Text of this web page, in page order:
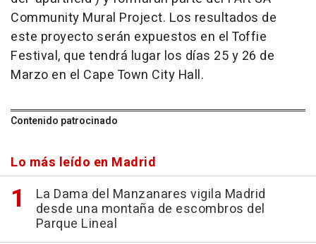
Community Mural Project. Los resultados de
este proyecto serán expuestos en el Toffie
Festival, que tendrá lugar los días 25 y 26 de
Marzo en el Cape Town City Hall.
Contenido patrocinado
Lo más leído en Madrid
La Dama del Manzanares vigila Madrid
desde una montaña de escombros del
Parque Lineal